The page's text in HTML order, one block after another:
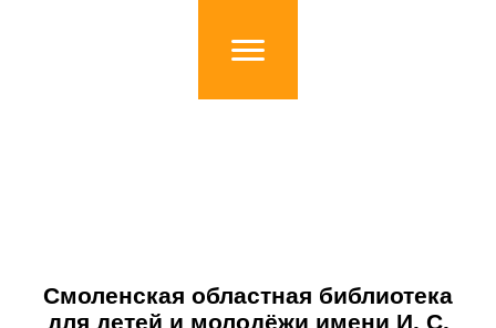
Смоленская областная библиотека
для детей и молодёжи имени И. С.